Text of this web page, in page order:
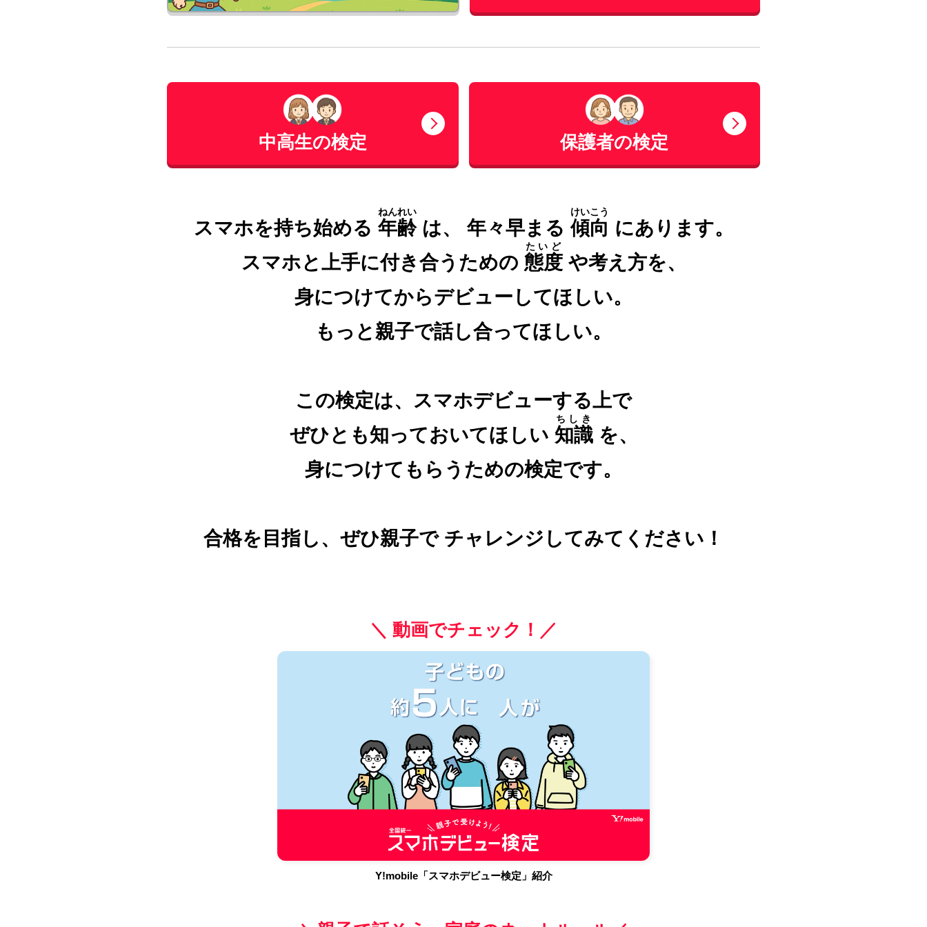
中高生の検定 保護者の検定
スマホを持ち始める 年齢
ねんれい
は、 年々早まる傾向
けいこう
にあります。
スマホと上手に付き合うための 態度
たいど
や考え方を、
身につけてからデビューしてほしい。
もっと親子で話し合ってほしい。
この検定は、スマホデビューする上で
ぜひとも知っておいてほしい 知識
ちしき
を、
身につけてもらうための検定です。
合格を目指し、ぜひ親子で チャレンジしてみてください！
＼ 動画でチェック！／
Y!mobile「スマホデビュー検定」紹介